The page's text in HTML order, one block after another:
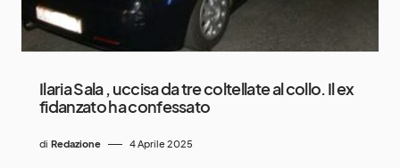
Ilaria Sala , uccisa da tre coltellate al collo. Il ex
fidanzato ha confessato
di Redazione 4 Aprile 2025